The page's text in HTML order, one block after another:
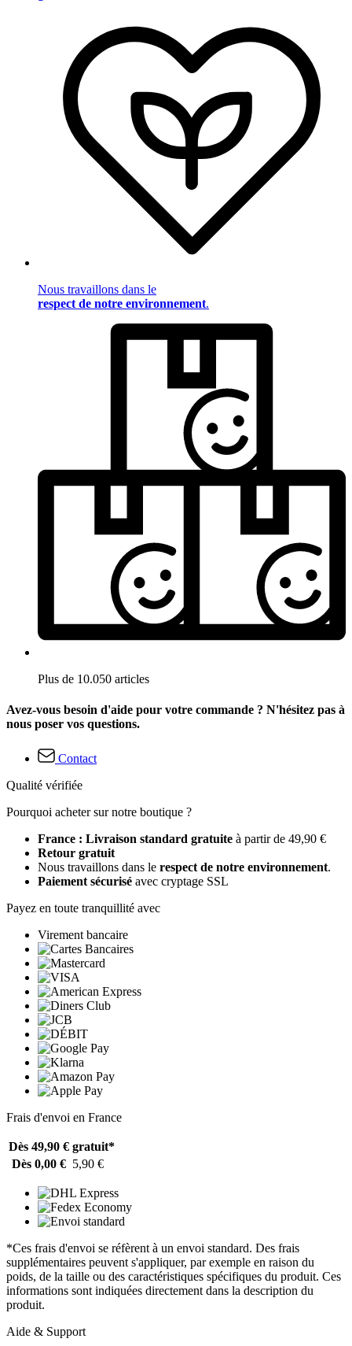
Nous travaillons dans le
respect de notre environnement.
Plus de 10.050 articles
Avez-vous besoin d'aide pour votre commande ? N'hésitez pas à
nous poser vos questions.
Contact
Qualité vérifiée
Pourquoi acheter sur notre boutique ?
France : Livraison standard gratuite à partir de 49,90 €
Retour gratuit
Nous travaillons dans le respect de notre environnement.
Paiement sécurisé avec cryptage SSL
Payez en toute tranquillité avec
Virement bancaire
Frais d'envoi en France
Dès 49,90 € gratuit*
Dès 0,00 € 5,90 €
*Ces frais d'envoi se réfèrent à un envoi standard. Des frais
supplémentaires peuvent s'appliquer, par exemple en raison du
poids, de la taille ou des caractéristiques spécifiques du produit. Ces
informations sont indiquées directement dans la description du
produit.
Aide & Support